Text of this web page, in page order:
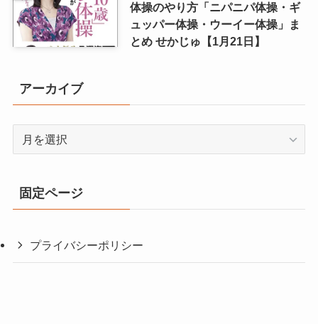
体操のやり方「ニパニパ体操・ギ
ュッパー体操・ウーイー体操」ま
とめ せかじゅ【1月21日】
アーカイブ
イ
ブ
固定ページ
プライバシーポリシー